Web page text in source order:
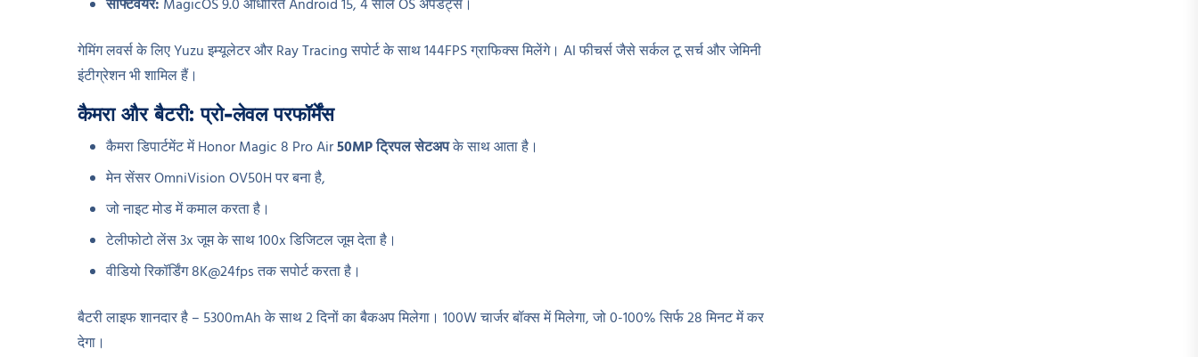
सॉफ्टवेयर: MagicOS 9.0 आधारित Android 15, 4 साल OS अपडेट्स।
गेमिंग लवर्स के लिए Yuzu इम्यूलेटर और Ray Tracing सपोर्ट के साथ 144FPS ग्राफिक्स मिलेंगे। AI फीचर्स जैसे सर्कल टू सर्च और जेमिनी
इंटीग्रेशन भी शामिल हैं।
कैमरा और बैटरी: प्रो-लेवल परफॉर्मेंस
कैमरा डिपार्टमेंट में Honor Magic 8 Pro Air50MP ट्रिपल सेटअपके साथ आता है।
मेन सेंसर OmniVision OV50H पर बना है,
जो नाइट मोड में कमाल करता है।
टेलीफोटो लेंस 3x जूम के साथ 100x डिजिटल जूम देता है।
वीडियो रिकॉर्डिंग 8K@24fps तक सपोर्ट करता है।
बैटरी लाइफ शानदार है – 5300mAh के साथ 2 दिनों का बैकअप मिलेगा। 100W चार्जर बॉक्स में मिलेगा, जो 0-100% सिर्फ 28 मिनट में कर
देगा।